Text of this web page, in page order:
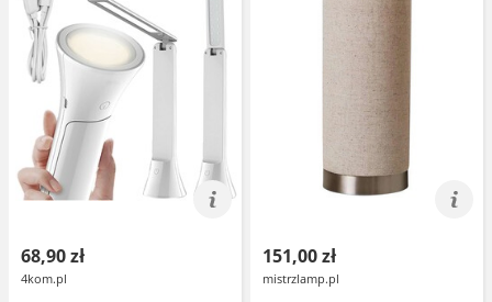
68,90 zł
4kom.pl
151,00 zł
mistrzlamp.pl